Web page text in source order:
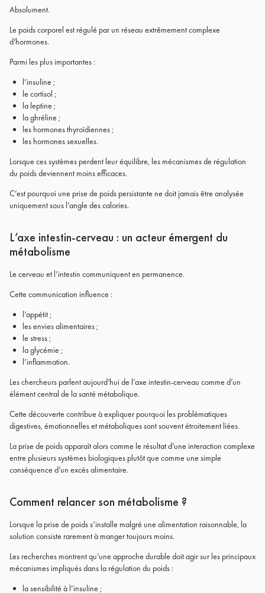
Absolument.
Le poids corporel est régulé par un réseau extrêmement complexe
d’hormones.
Parmi les plus importantes :
l’insuline ;
le cortisol ;
la leptine ;
la ghréline ;
les hormones thyroïdiennes ;
les hormones sexuelles.
Lorsque ces systèmes perdent leur équilibre, les mécanismes de régulation
du poids deviennent moins efficaces.
C’est pourquoi une prise de poids persistante ne doit jamais être analysée
uniquement sous l’angle des calories.
L’axe intestin-cerveau : un acteur émergent du
métabolisme
Le cerveau et l’intestin communiquent en permanence.
Cette communication influence :
l’appétit ;
les envies alimentaires ;
le stress ;
la glycémie ;
l’inflammation.
Les chercheurs parlent aujourd’hui de l’axe intestin-cerveau comme d’un
élément central de la santé métabolique.
Cette découverte contribue à expliquer pourquoi les problématiques
digestives, émotionnelles et métaboliques sont souvent étroitement liées.
La prise de poids apparaît alors comme le résultat d’une interaction complexe
entre plusieurs systèmes biologiques plutôt que comme une simple
conséquence d’un excès alimentaire.
Comment relancer son métabolisme ?
Lorsque la prise de poids s’installe malgré une alimentation raisonnable, la
solution consiste rarement à manger toujours moins.
Les recherches montrent qu’une approche durable doit agir sur les principaux
mécanismes impliqués dans la régulation du poids :
la sensibilité à l’insuline ;